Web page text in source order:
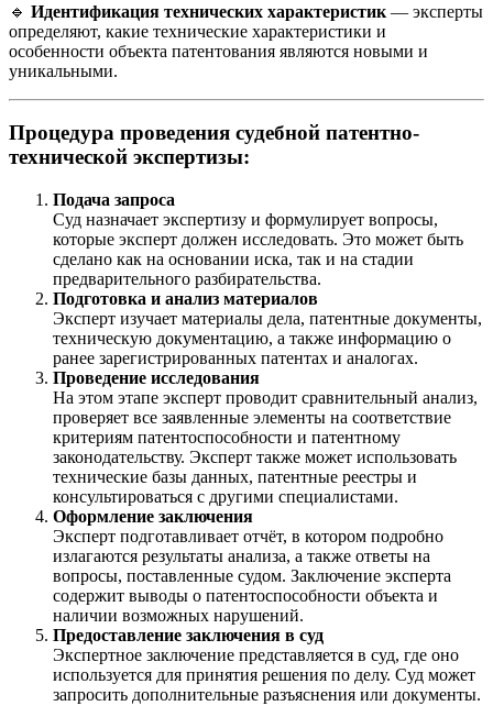
🔹 Идентификация технических характеристик — эксперты
определяют, какие технические характеристики и
особенности объекта патентования являются новыми и
уникальными.
Процедура проведения судебной патентно-
технической экспертизы:
Подача запроса
Суд назначает экспертизу и формулирует вопросы,
которые эксперт должен исследовать. Это может быть
сделано как на основании иска, так и на стадии
предварительного разбирательства.
Подготовка и анализ материалов
Эксперт изучает материалы дела, патентные документы,
техническую документацию, а также информацию о
ранее зарегистрированных патентах и аналогах.
Проведение исследования
На этом этапе эксперт проводит сравнительный анализ,
проверяет все заявленные элементы на соответствие
критериям патентоспособности и патентному
законодательству. Эксперт также может использовать
технические базы данных, патентные реестры и
консультироваться с другими специалистами.
Оформление заключения
Эксперт подготавливает отчёт, в котором подробно
излагаются результаты анализа, а также ответы на
вопросы, поставленные судом. Заключение эксперта
содержит выводы о патентоспособности объекта и
наличии возможных нарушений.
Предоставление заключения в суд
Экспертное заключение представляется в суд, где оно
используется для принятия решения по делу. Суд может
запросить дополнительные разъяснения или документы.